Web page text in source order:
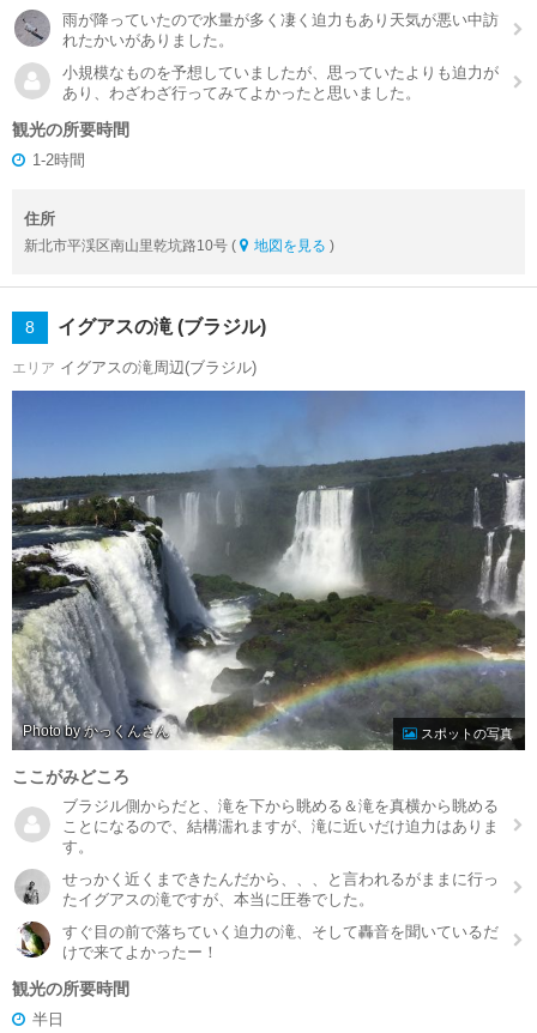
雨が降っていたので水量が多く凄く迫力もあり天気が悪い中訪
れたかいがありました。
小規模なものを予想していましたが、思っていたよりも迫力が
あり、わざわざ行ってみてよかったと思いました。
観光の所要時間
1-2時間
住所
新北市平渓区南山里乾坑路10号 ( 地図を見る )
8 イグアスの滝 (ブラジル)
エリア イグアスの滝周辺(ブラジル)
Photo by かっくん スポットの写真
ここがみどころ
ブラジル側からだと、滝を下から眺める＆滝を真横から眺める
ことになるので、結構濡れますが、滝に近いだけ迫力はありま
す。
せっかく近くまできたんだから、、、と言われるがままに行っ
たイグアスの滝ですが、本当に圧巻でした。
すぐ目の前で落ちていく迫力の滝、そして轟音を聞いているだ
けで来てよかったー！
観光の所要時間
半日